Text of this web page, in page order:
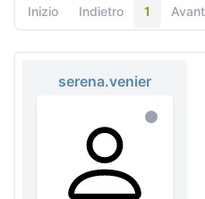
Inizio Indietro 1
serena.venier